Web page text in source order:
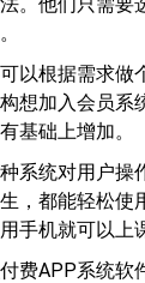
以根据需求做
想加入会员系
基础上增加。
系统对用户操
，都能轻松使
手机就可以上
费APP系统软